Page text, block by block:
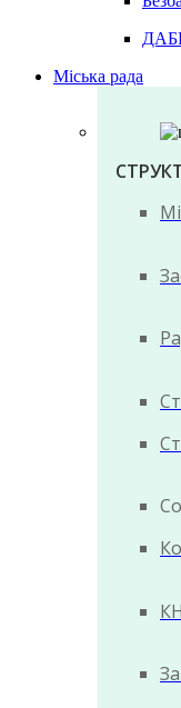
Міська рада